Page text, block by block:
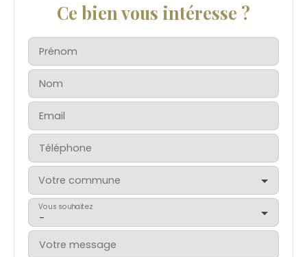
Ce bien vous intéresse ?
Prénom
Nom
Email
Téléphone
Votre commune
-
Vous souhaitez
Votre message